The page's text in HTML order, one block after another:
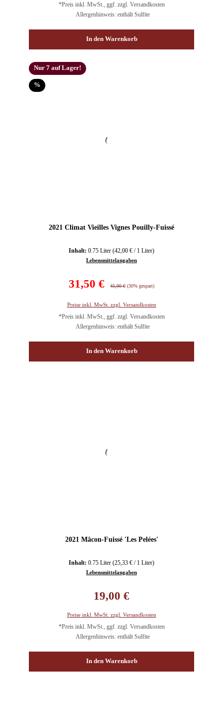
*Preis inkl. MwSt., ggf. zzgl. Versandkosten
Allergenhinweis: enthält Sulfite
In den Warenkorb
Nur 7 auf Lager!
%Rabatt
2021 Climat Vieilles Vignes Pouilly-Fuissé
Inhalt: 0.75 Liter (42,00 € / 1 Liter)
Lebensmittelangaben
31,50 € Regulärer Preis:
45,00 € (30% gespart)
Preise inkl. MwSt. zzgl. Versandkosten
*Preis inkl. MwSt., ggf. zzgl. Versandkosten
Allergenhinweis: enthält Sulfite
In den Warenkorb
2021 Mâcon-Fuissé 'Les Pelées'
Inhalt: 0.75 Liter (25,33 € / 1 Liter)
Lebensmittelangaben
19,00 €
Preise inkl. MwSt. zzgl. Versandkosten
*Preis inkl. MwSt., ggf. zzgl. Versandkosten
Allergenhinweis: enthält Sulfite
In den Warenkorb